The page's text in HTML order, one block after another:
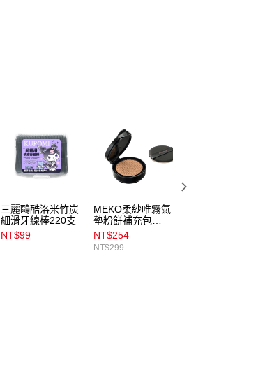
三麗鷗酷洛米竹炭
細滑牙線棒220支
NT$99
MEKO柔紗唯霧氣
墊粉餅補充包
12g_02象牙白
NT$254
NT$299